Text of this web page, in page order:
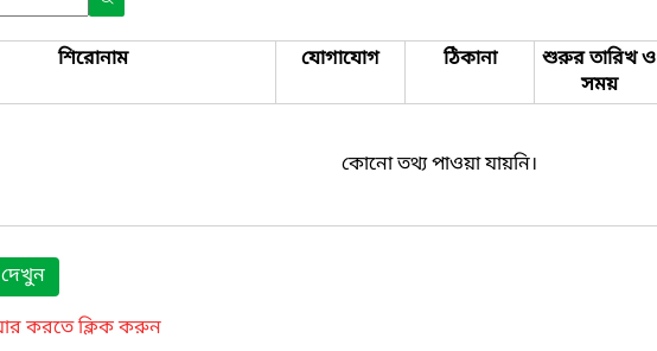
শিরোনাম যোগাযোগ ঠিকানা
শুরুর তারিখ ও
সময়
কোনো তথ্য পাওয়া যায়নি।
দেখুন
করতে ক্লিক করুন